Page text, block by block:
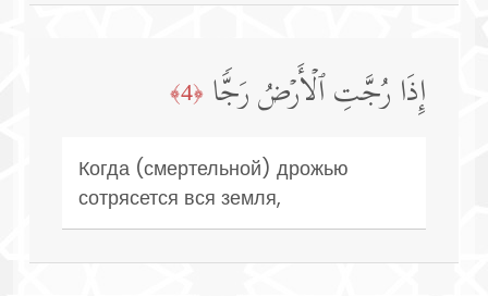
إِذَا رُجَّتِ ٱلۡأَرۡضُ رَجࣰّا ﴿4﴾
Когда (смертельной) дрожью
сотрясется вся земля,